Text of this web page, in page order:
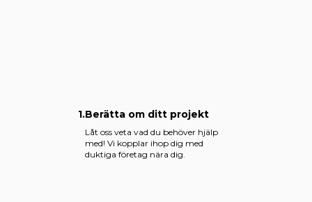
1.Berätta om ditt projekt
Låt oss veta vad du behöver hjälp
med! Vi kopplar ihop dig med
duktiga företag nära dig.